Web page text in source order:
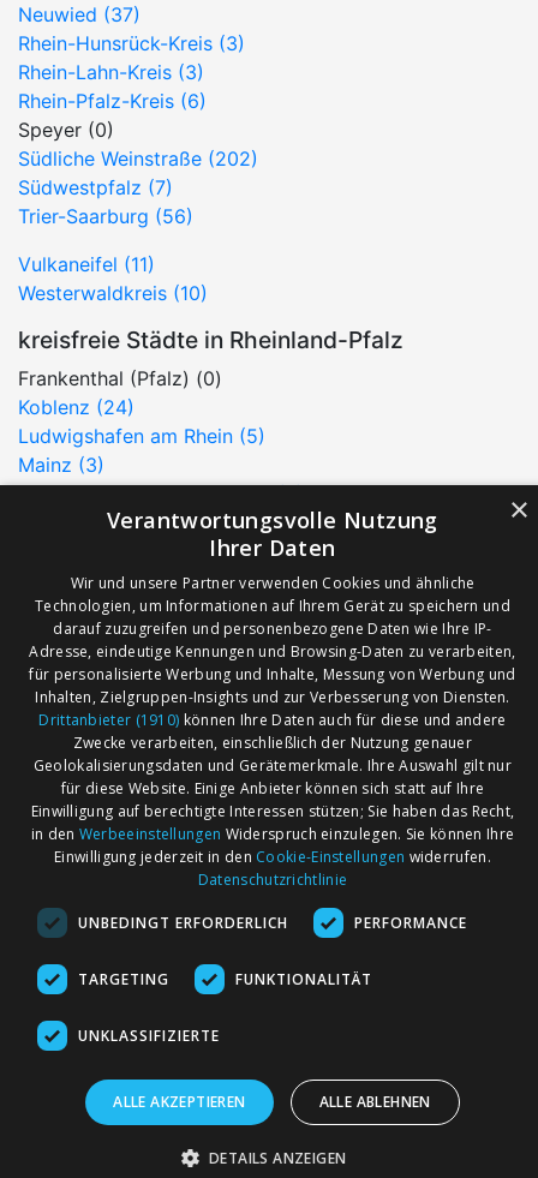
Neuwied (37)
Rhein-Hunsrück-Kreis (3)
Rhein-Lahn-Kreis (3)
Rhein-Pfalz-Kreis (6)
Speyer (0)
Südliche Weinstraße (202)
Südwestpfalz (7)
Trier-Saarburg (56)
Vulkaneifel (11)
Westerwaldkreis (10)
kreisfreie Städte in Rheinland-Pfalz
Frankenthal (Pfalz) (0)
Koblenz (24)
Ludwigshafen am Rhein (5)
Mainz (3)
Neustadt an der Weinstraße (2)
Pirmasens (3)
Worms (1)
Zweibrücken (6)
AGB
Impressum
Datenschutz
Kontakt
Werben bei marktcom
Märkte nach Bundesländern
Märkte nach PLZ
Märkte nach Umkreis
Flohmarkt
×
Verantwortungsvolle Nutzung
Ihrer Daten
Wir und unsere Partner verwenden Cookies und ähnliche
Technologien, um Informationen auf Ihrem Gerät zu speichern und
darauf zuzugreifen und personenbezogene Daten wie Ihre IP-
Adresse, eindeutige Kennungen und Browsing-Daten zu verarbeiten,
für personalisierte Werbung und Inhalte, Messung von Werbung und
Inhalten, Zielgruppen-Insights und zur Verbesserung von Diensten.
Drittanbieter (1910) können Ihre Daten auch für diese und andere
Zwecke verarbeiten, einschließlich der Nutzung genauer
Geolokalisierungsdaten und Gerätemerkmale. Ihre Auswahl gilt nur
für diese Website. Einige Anbieter können sich statt auf Ihre
Einwilligung auf berechtigte Interessen stützen; Sie haben das Recht,
in den Werbeeinstellungen Widerspruch einzulegen. Sie können Ihre
Einwilligung jederzeit in den Cookie-Einstellungen widerrufen.
Datenschutzrichtlinie
UNBEDINGT ERFORDERLICH PERFORMANCE
TARGETING FUNKTIONALITÄT
UNKLASSIFIZIERTE
ALLE AKZEPTIEREN ALLE ABLEHNEN
DETAILS ANZEIGEN